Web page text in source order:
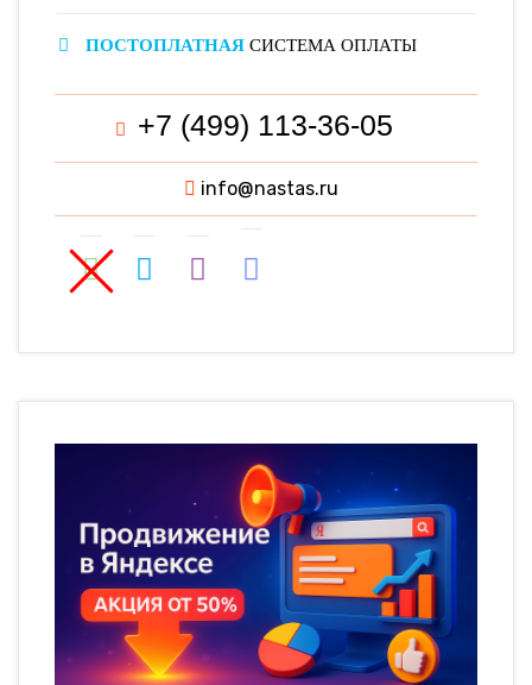
ПОСТОПЛАТНАЯ СИСТЕМА ОПЛАТЫ
+7 (499) 113-36-05
info@nastas.ru